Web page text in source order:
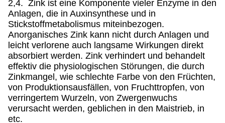
2,4. Zink ist eine Komponente vieler Enzyme in den
Anlagen, die in Auxinsynthese und in
Stickstoffmetabolismus miteinbezogen.
Anorganisches Zink kann nicht durch Anlagen und
leicht verlorene auch langsame Wirkungen direkt
absorbiert werden. Zink verhindert und behandelt
effektiv die physiologischen Störungen, die durch
Zinkmangel, wie schlechte Farbe von den Früchten,
von Produktionsausfällen, von Fruchttropfen, von
verringertem Wurzeln, von Zwergenwuchs
verursacht werden, geblichen in den Maistrieb, in
etc.